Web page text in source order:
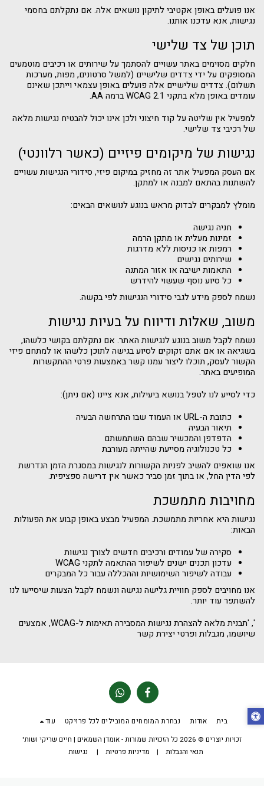
אנו פועלים באופן אקטיבי לתיקון נושאים אלה. אם נתקלתם בחסמי
נגישות, אנא עדכנו אותנו.
תוכן של צד שלישי
חלקים מסוימים באתר עשויים להסתמך על שירותים או רכיבים מוטמעים
המסופקים על ידי צדדים שלישיים (למשל סרטונים, מפות, מערכות
תשלום). צדדים שלישיים אלה פועלים באופן עצמאי וייתכן שאינם
עומדים באופן מלא בתקני WCAG 2.1 ברמה AA.
למפעיל אין שליטה על קוד חיצוני ולכן אינו יכול להבטיח נגישות מלאה
של רכיבי צד שלישי.
נגישות של מיקומים פיזיים (כאשר רלוונטי)
אם העסק המפעיל אתר זה מחזיק במיקום פיזי, סידורי הנגישות עשויים
להשתנות בהתאם למבנה או למתקן.
מומלץ למבקרים לבדוק מראש בנוגע לנושאים הבאים:
חניה נגישה
זמינות מעלית או מתקן הרמה
רמפות או כניסות ללא מדרגות
שירותים נגישים
התאמות ישיבה או אזור המתנה
כל סיוע נוסף שעשוי להידרש
נשמח לספק מידע לגבי סידורי הנגישות לפי בקשה.
משוב, שאלות ודיווח על בעיות נגישות
נשמח לקבל משוב בנוגע לנגישות האתר. אם נתקלתם בקושי כלשהו,
בשגיאה או אם אתם זקוקים לסיוע בגישה לתוכן כלשהו או למתחם פיזי
הקשור לעסק, תוכלו ליצור עמנו קשר באמצעות פרטי ההתקשרות
המופיעים באתר.
כדי לסייע לנו לטפל בנושא ביעילות, אנא ציינו (אם ניתן):
כתובת ה-URL או העמוד שבו התרחשה הבעיה
תיאור הבעיה
הדפדפן והמכשיר שבהם השתמשתם
כל טכנולוגיה מסייעת שהייתה מעורבת
אנו שואפים להשיב לפניות הקשורות לנגישות במסגרת הזמן הנדרשת
לפי הדין החל, או בתוך זמן סביר כאשר אין דרישה ספציפית.
מחויבות מתמשכת
נגישות היא אחריות מתמשכת. המפעיל מבצע באופן קבוע את הפעולות
הבאות:
סקירה של עמודים ורכיבים חדשים לצורך נגישות
עדכון תכנים ישנים לשיפור ההתאמה לתקני WCAG
עבודה לשיפור השימושיות וההכללה עבור כל המבקרים
אנו מחויבים לספק חוויית גלישה נגישה ונשמח לקבל הצעות שיסייעו לנו
להשתפר עוד יותר.
', 'תבנית מלאה להצהרת נגישות המסבירה תאימות ל-WCAG, אמצעים
שיושמו, מגבלות ופרטי יצירת קשר
בית אודות נבחרת המומחים המובילים לכל פרויקט
עוד
זכויות יוצרים © 2026 כל הזכויות שמורות -
אומדן השמאים | חיים שריקי ושות'
תנאי והגבלות | מדיניות פרטיות | נגישות